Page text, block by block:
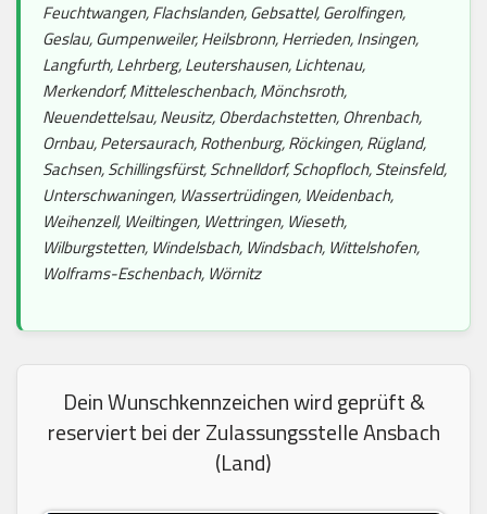
Feuchtwangen, Flachslanden, Gebsattel, Gerolfingen,
Geslau, Gumpenweiler, Heilsbronn, Herrieden, Insingen,
Langfurth, Lehrberg, Leutershausen, Lichtenau,
Merkendorf, Mitteleschenbach, Mönchsroth,
Neuendettelsau, Neusitz, Oberdachstetten, Ohrenbach,
Ornbau, Petersaurach, Rothenburg, Röckingen, Rügland,
Sachsen, Schillingsfürst, Schnelldorf, Schopfloch, Steinsfeld,
Unterschwaningen, Wassertrüdingen, Weidenbach,
Weihenzell, Weiltingen, Wettringen, Wieseth,
Wilburgstetten, Windelsbach, Windsbach, Wittelshofen,
Wolframs-Eschenbach, Wörnitz
Dein Wunschkennzeichen wird geprüft &
reserviert bei der Zulassungsstelle Ansbach
(Land)